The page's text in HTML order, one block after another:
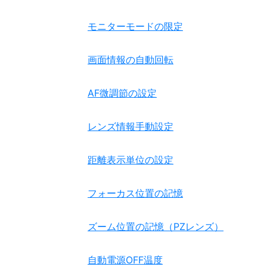
モニターモードの限定
画面情報の自動回転
AF微調節の設定
レンズ情報手動設定
距離表示単位の設定
フォーカス位置の記憶
ズーム位置の記憶（PZレンズ）
自動電源OFF温度